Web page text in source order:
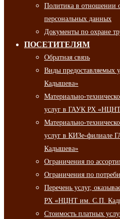
Политика в отношении
персональных данных
Документы по охране
ПОСЕТИТЕЛЯМ
Обратная связь
Виды
Кадышева»
Материально-
услуг в ГАУК РХ
Материально-
услуг в КИЗе-
Кадышева»
Ограничения по
Ограничения по
Перечень услуг,
РХ «НЦНТ им. С.П.
Стоимость платных